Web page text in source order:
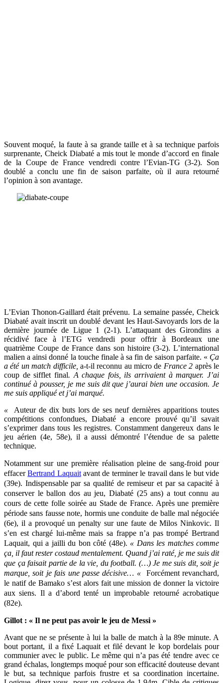
Souvent moqué, la faute à sa grande taille et à sa technique parfois
surprenante, Cheick Diabaté a mis tout le monde d’accord en finale
de la Coupe de France vendredi contre l’Evian-TG (3-2). Son
doublé a conclu une fin de saison parfaite, où il aura retourné
l’opinion à son avantage.
L’Evian Thonon-Gaillard était prévenu. La semaine passée, Cheick
Diabaté avait inscrit un doublé devant les Haut-Savoyards lors de la
dernière journée de Ligue 1 (2-1). L’attaquant des Girondins a
récidivé face à l’ETG vendredi pour offrir à Bordeaux une
quatrième Coupe de France dans son histoire (3-2). L’international
malien a ainsi donné la touche finale à sa fin de saison parfaite. « Ça
a été un match difficile, a-t-il reconnu au micro de France 2 après le
coup de sifflet final. A chaque fois, ils arrivaient à marquer. J’ai
continué à pousser, je me suis dit que j’aurai bien une occasion. Je
me suis appliqué et j’ai marqué.
«
Auteur de dix buts lors de ses neuf dernières apparitions toutes
compétitions confondues, Diabaté a encore prouvé qu’il savait
s’exprimer dans tous les registres. Constamment dangereux dans le
jeu aérien (4e, 58e), il a aussi démontré l’étendue de sa palette
technique.
Notamment sur une première réalisation pleine de sang-froid pour
effacerBertrand Laquaitavant de terminer le travail dans le but vide
(39e). Indispensable par sa qualité de remiseur et par sa capacité à
conserver le ballon dos au jeu, Diabaté (25 ans) a tout connu au
cours de cette folle soirée au Stade de France. Après une première
période sans fausse note, hormis une conduite de balle mal négociée
(6e), il a provoqué un penalty sur une faute de Milos Ninkovic. Il
s’en est chargé lui-même mais sa frappe n’a pas trompé Bertrand
Laquait, qui a jailli du bon côté (48e). « Dans les matches comme
ça, il faut rester costaud mentalement. Quand j’ai raté, je me suis dit
que ça faisait partie de la vie, du football. (…) Je me suis dit, soit je
marque, soit je fais une passe décisive… «
Forcément revanchard,
le natif de Bamako s’est alors fait une mission de donner la victoire
aux siens. Il a d’abord tenté un improbable retourné acrobatique
(82e).
Gillot : « Il ne peut pas avoir le jeu de Messi »
Avant que ne se présente à lui la balle de match à la 89e minute. A
bout portant, il a fixé Laquait et filé devant le kop bordelais pour
communier avec le public. Le même qui n’a pas été tendre avec ce
grand échalas, longtemps moqué pour son efficacité douteuse devant
le but, sa technique parfois frustre et sa coordination incertaine.